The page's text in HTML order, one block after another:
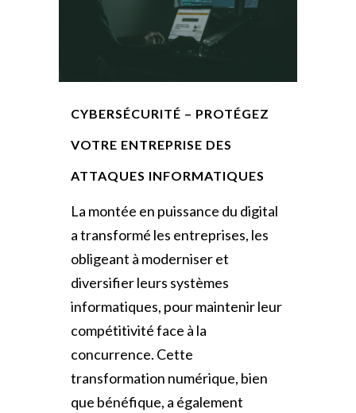
CYBERSÉCURITÉ – PROTÉGEZ
VOTRE ENTREPRISE DES
ATTAQUES INFORMATIQUES
La montée en puissance du digital
a transformé les entreprises, les
obligeant à moderniser et
diversifier leurs systèmes
informatiques, pour maintenir leur
compétitivité face à la
concurrence. Cette
transformation numérique, bien
que bénéfique, a également